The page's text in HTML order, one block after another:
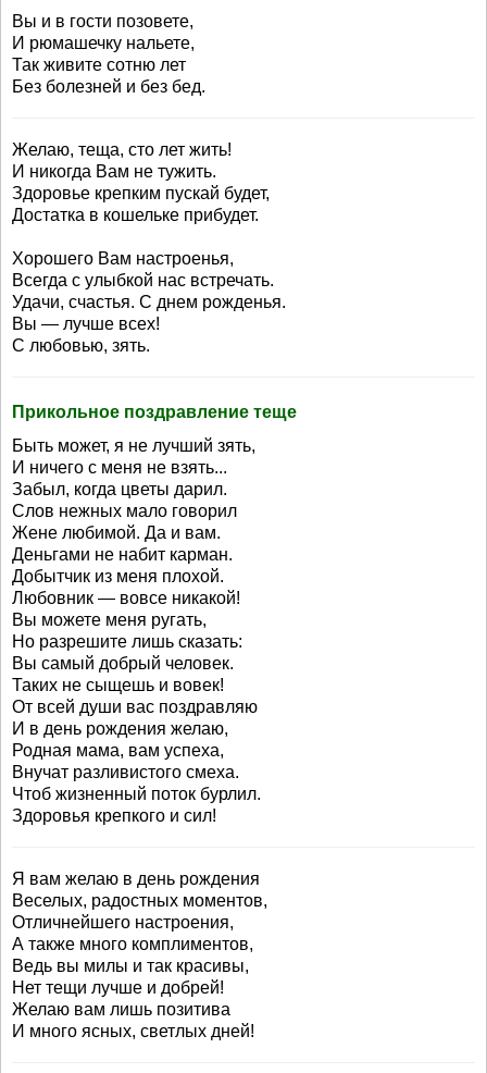
Вы и в гости позовете,
И рюмашечку нальете,
Так живите сотню лет
Без болезней и без бед.
Желаю, теща, сто лет жить!
И никогда Вам не тужить.
Здоровье крепким пускай будет,
Достатка в кошельке прибудет.
Хорошего Вам настроенья,
Всегда с улыбкой нас встречать.
Удачи, счастья. С днем рожденья.
Вы — лучше всех!
С любовью, зять.
Прикольное поздравление теще
Быть может, я не лучший зять,
И ничего с меня не взять...
Забыл, когда цветы дарил.
Слов нежных мало говорил
Жене любимой. Да и вам.
Деньгами не набит карман.
Добытчик из меня плохой.
Любовник — вовсе никакой!
Вы можете меня ругать,
Но разрешите лишь сказать:
Вы самый добрый человек.
Таких не сыщешь и вовек!
От всей души вас поздравляю
И в день рождения желаю,
Родная мама, вам успеха,
Внучат разливистого смеха.
Чтоб жизненный поток бурлил.
Здоровья крепкого и сил!
Я вам желаю в день рождения
Веселых, радостных моментов,
Отличнейшего настроения,
А также много комплиментов,
Ведь вы милы и так красивы,
Нет тещи лучше и добрей!
Желаю вам лишь позитива
И много ясных, светлых дней!